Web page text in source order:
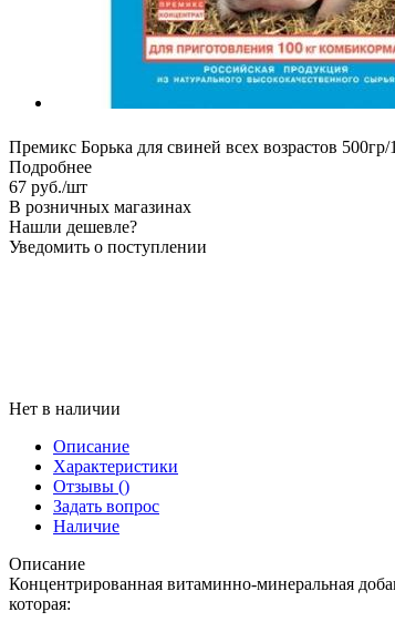
Премикс Борька для свиней всех возрастов 500гр/
Подробнее
67 руб./шт
В розничных магазинах
Нашли дешевле?
Уведомить о поступлении
Нет в наличии
Описание
Характеристики
Отзывы ()
Задать вопрос
Наличие
Описание
Концентрированная витаминно-минеральная
которая: